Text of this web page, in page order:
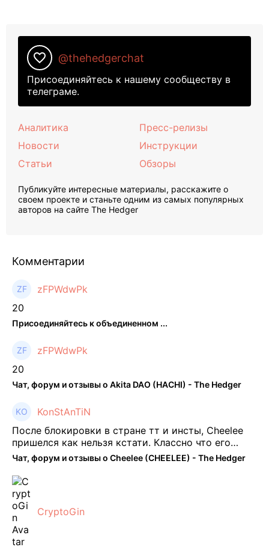
favorite_border @thehedgerchat
Присоединяйтесь к нашему сообществу в
телеграме.
Аналитика
Новости
Статьи
Пресс-релизы
Инструкции
Обзоры
Публикуйте интересные материалы, расскажите о
своем проекте и станьте одним из самых популярных
авторов на сайте The Hedger
Комментарии
zFPWdwPk
20
Присоединяйтесь к объединенном ...
zFPWdwPk
20
Чат, форум и отзывы о Akita DAO (HACHI) - The Hedger
KonStAnTiN
После блокировки в стране тт и инсты, Cheelee
пришелся как нельзя кстати. Классно что его
можно юзать без так уже всем надоевшего vpn.
Сейчас просто чилю и наслаждаюсь др ...
Чат, форум и отзывы о Cheelee (CHEELEE) - The Hedger
CryptoGin